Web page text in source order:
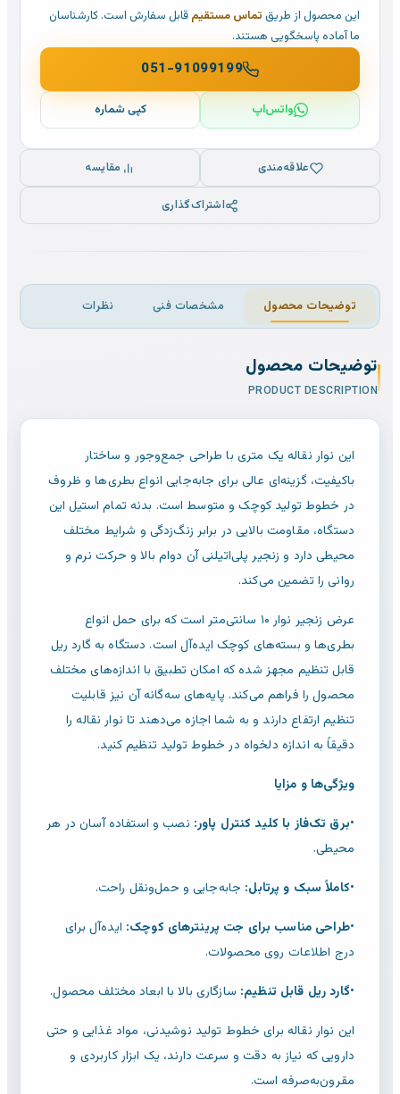
این محصول از طریق تماس مستقیم قابل سفارش است. کارشناسان
ما آماده پاسخگویی هستند.
051-91099199
واتس‌اپ کپی شماره
علاقه‌مندی مقایسه
اشتراک‌گذاری
توضیحات محصول مشخصات فنی نظرات
توضیحات محصول
PRODUCT DESCRIPTION
این نوار نقاله یک متری با طراحی جمع‌وجور و ساختار
باکیفیت، گزینه‌ای عالی برای جابه‌جایی انواع بطری‌ها و ظروف
در خطوط تولید کوچک و متوسط است. بدنه تمام استیل این
دستگاه، مقاومت بالایی در برابر زنگ‌زدگی و شرایط مختلف
محیطی دارد و زنجیر پلی‌اتیلنی آن دوام بالا و حرکت نرم و
روانی را تضمین می‌کند.
عرض زنجیر نوار ۱۰ سانتی‌متر است که برای حمل انواع
بطری‌ها و بسته‌های کوچک ایده‌آل است. دستگاه به گارد ریل
قابل تنظیم مجهز شده که امکان تطبیق با اندازه‌های مختلف
محصول را فراهم می‌کند. پایه‌های سه‌گانه آن نیز قابلیت
تنظیم ارتفاع دارند و به شما اجازه می‌دهند تا نوار نقاله را
دقیقاً به اندازه دلخواه در خطوط تولید تنظیم کنید.
ویژگی‌ها و مزایا
•برق تک‌فاز با کلید کنترل پاور: نصب و استفاده آسان در هر
محیطی.
•کاملاً سبک و پرتابل: جابه‌جایی و حمل‌ونقل راحت.
•طراحی مناسب برای جت پرینترهای کوچک: ایده‌آل برای
درج اطلاعات روی محصولات.
•گارد ریل قابل تنظیم: سازگاری بالا با ابعاد مختلف محصول.
این نوار نقاله برای خطوط تولید نوشیدنی، مواد غذایی و حتی
دارویی که نیاز به دقت و سرعت دارند، یک ابزار کاربردی و
مقرون‌به‌صرفه است.